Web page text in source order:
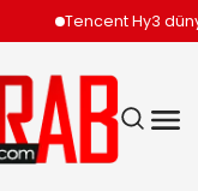
Tencent Hy3 dünya